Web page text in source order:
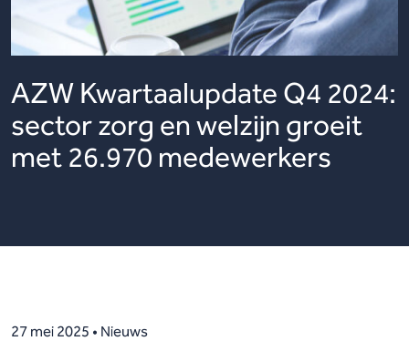
AZW Kwartaalupdate Q4 2024:
sector zorg en welzijn groeit
met 26.970 medewerkers
27 mei 2025 • Nieuws